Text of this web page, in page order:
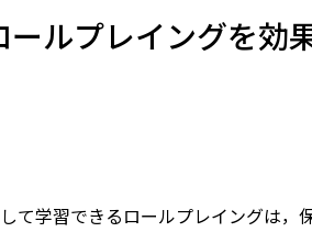
ルプレイングを効
て学習できるロールプレイングは